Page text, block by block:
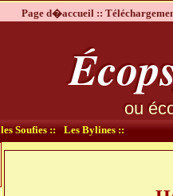
Page d�accueil ::
ou
Soufies :: Les Bylines ::